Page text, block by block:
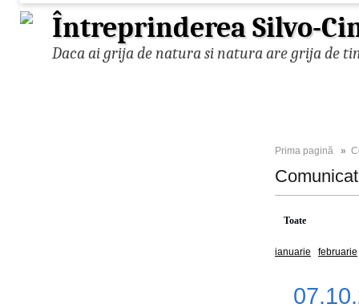
Întreprinderea Silvo-
Daca ai grija de natura si natura are grija de
Prima pagină »
Toate
ianuarie februarie